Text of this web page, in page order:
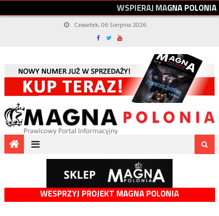
WSPIERAJMAGNAPOLONIA
Czwartek, 06 Sierpnia 2026
WESPRZYJ PROJEKT MAGNA POLONIA